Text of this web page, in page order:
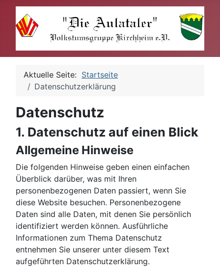
Aktuelle Seite: Startseite
Datenschutzerklärung
Datenschutz
1. Datenschutz auf einen Blick
Allgemeine Hinweise
Die folgenden Hinweise geben einen einfachen
Überblick darüber, was mit Ihren
personenbezogenen Daten passiert, wenn Sie
diese Website besuchen. Personenbezogene
Daten sind alle Daten, mit denen Sie persönlich
identifiziert werden können. Ausführliche
Informationen zum Thema Datenschutz
entnehmen Sie unserer unter diesem Text
aufgeführten Datenschutzerklärung.